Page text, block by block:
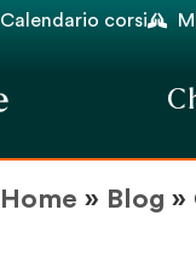
Calendario corsi
Home » Blog »